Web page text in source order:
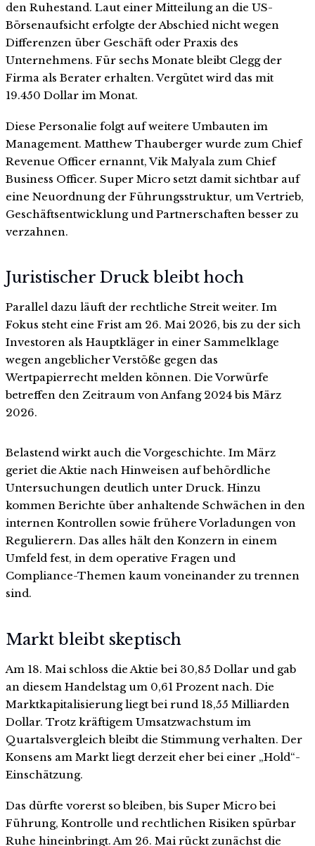
den Ruhestand. Laut einer Mitteilung an die US-
Börsenaufsicht erfolgte der Abschied nicht wegen
Differenzen über Geschäft oder Praxis des
Unternehmens. Für sechs Monate bleibt Clegg der
Firma als Berater erhalten. Vergütet wird das mit
19.450 Dollar im Monat.
Diese Personalie folgt auf weitere Umbauten im
Management. Matthew Thauberger wurde zum Chief
Revenue Officer ernannt, Vik Malyala zum Chief
Business Officer. Super Micro setzt damit sichtbar auf
eine Neuordnung der Führungsstruktur, um Vertrieb,
Geschäftsentwicklung und Partnerschaften besser zu
verzahnen.
Juristischer Druck bleibt hoch
Parallel dazu läuft der rechtliche Streit weiter. Im
Fokus steht eine Frist am 26. Mai 2026, bis zu der sich
Investoren als Hauptkläger in einer Sammelklage
wegen angeblicher Verstöße gegen das
Wertpapierrecht melden können. Die Vorwürfe
betreffen den Zeitraum von Anfang 2024 bis März
2026.
Belastend wirkt auch die Vorgeschichte. Im März
geriet die Aktie nach Hinweisen auf behördliche
Untersuchungen deutlich unter Druck. Hinzu
kommen Berichte über anhaltende Schwächen in den
internen Kontrollen sowie frühere Vorladungen von
Regulierern. Das alles hält den Konzern in einem
Umfeld fest, in dem operative Fragen und
Compliance-Themen kaum voneinander zu trennen
sind.
Markt bleibt skeptisch
Am 18. Mai schloss die Aktie bei 30,85 Dollar und gab
an diesem Handelstag um 0,61 Prozent nach. Die
Marktkapitalisierung liegt bei rund 18,55 Milliarden
Dollar. Trotz kräftigem Umsatzwachstum im
Quartalsvergleich bleibt die Stimmung verhalten. Der
Konsens am Markt liegt derzeit eher bei einer „Hold“-
Einschätzung.
Das dürfte vorerst so bleiben, bis Super Micro bei
Führung, Kontrolle und rechtlichen Risiken spürbar
Ruhe hineinbringt. Am 26. Mai rückt zunächst die